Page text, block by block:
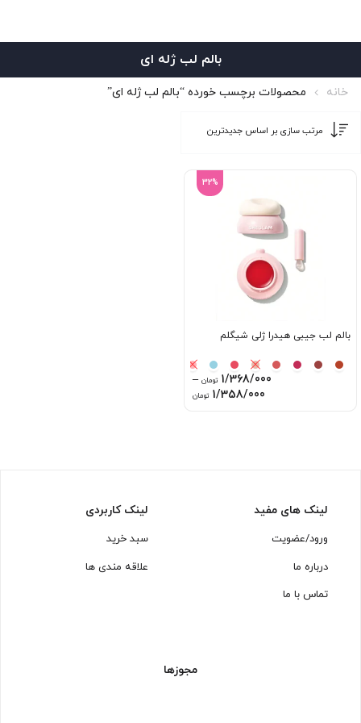
بالم لب ژله ای
خانه محصولات برچسب خورده “بالم لب ژله ای”
32%
بالم لب جیبی هیدرا ژلی شیگلم
1/368/000 تومان –
1/358/000 تومانPrice
لینک های مفید
ورود/عضویت
درباره ما
تماس با ما
لینک کاربردی
سبد خرید
علاقه مندی ها
مجوزها